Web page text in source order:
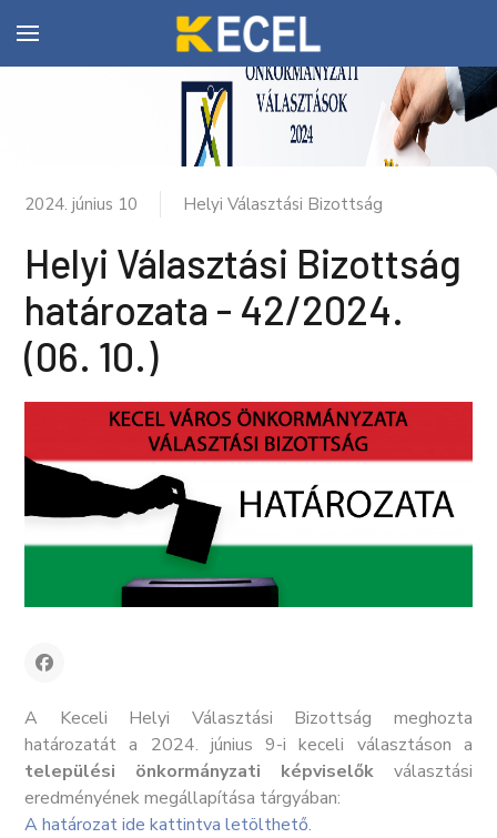
2024. június 10 Helyi Választási Bizottság
Helyi Választási Bizottság
határozata - 42/2024.
(06. 10.)
A Keceli Helyi Választási Bizottság meghozta
határozatát a 2024. június 9-i keceli választáson a
települési önkormányzati képviselők választási
eredményének megállapítása tárgyában:
A határozat ide kattintva letölthető.